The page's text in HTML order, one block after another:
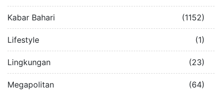
Kabar Bahari (1152)
Lifestyle (1)
Lingkungan (23)
Megapolitan (64)